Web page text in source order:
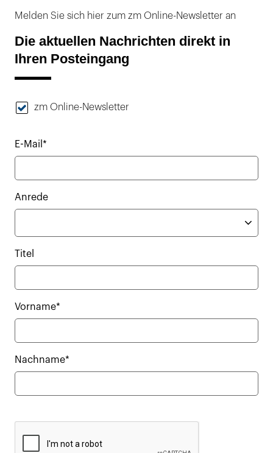
Melden Sie sich hier zum zm Online-Newsletter an
Die aktuellen Nachrichten direkt in
Ihren Posteingang
zm Online-Newsletter
E-Mail*
Anrede
Titel
Vorname*
Nachname*